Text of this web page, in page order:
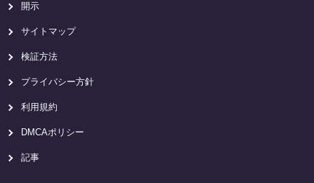
開示
サイトマップ
検証方法
プライバシー方針
利用規約
DMCAポリシー
記事